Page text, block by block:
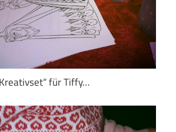
für Tiffy…